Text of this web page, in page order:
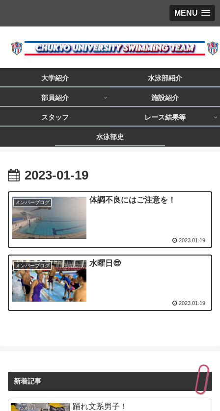
MENU
大学紹介 水泳部紹介
部員紹介 施設紹介
スタッフ レース結果等
水泳部史
2023-01-19
メンバーブログ 体調不良にはご注意を！
2023.01.19
メンバーブログ 水曜日😎
2023.01.19
新着記事
踊れ文系男子！